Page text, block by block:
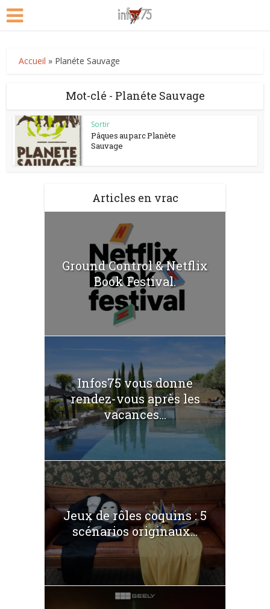
Accueil » Planéte Sauvage
Mot-clé - Planéte Sauvage
Sortir
Pâques au parc Planète
Sauvage
Articles en vrac
Ground Control & Netflix
Book Festival.
Infos75 vous donne
rendez-vous après les
vacances...
Jeux de rôles coquins : 5
scénarios originaux...